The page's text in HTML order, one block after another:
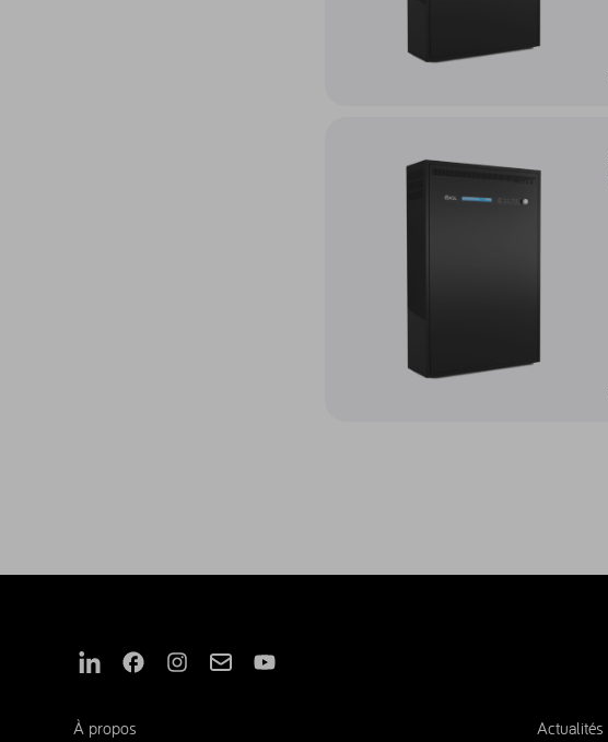
Nous suivre sur Linkedin
Nous suivre sur Facebook
Nous suivre sur Instagram
Nous suivre sur Mail
Nous suivre sur Youtube
À propos Actualités